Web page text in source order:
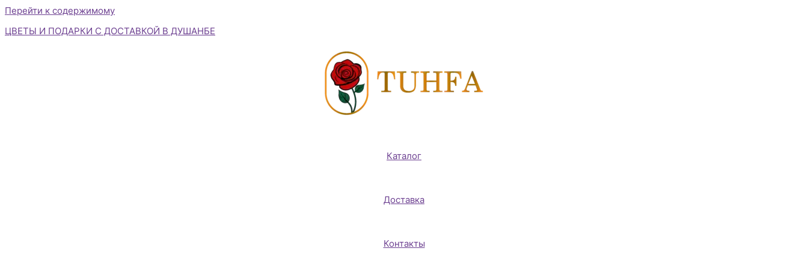
Перейти к содержимому
ЦВЕТЫ И ПОДАРКИ С ДОСТАВКОЙ В ДУШАНБЕ
Каталог
Доставка
Контакты